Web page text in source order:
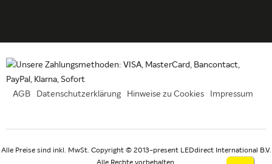
AGB Datenschutzerklärung Hinweise zu Cookies Impressum
Alle Preise sind inkl. MwSt. Copyright © 2013-present LEDdirect International B.V.